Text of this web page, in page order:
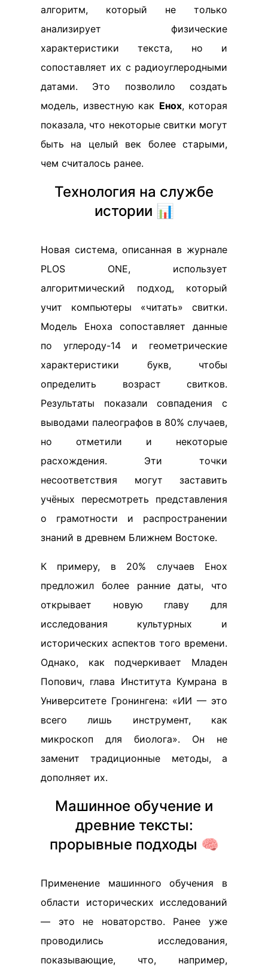
алгоритм, который не только
анализирует физические
характеристики текста, но и
сопоставляет их с радиоуглеродными
датами. Это позволило создать
модель, известную как Енох, которая
показала, что некоторые свитки могут
быть на целый век более старыми,
чем считалось ранее.
Технология на службе
истории 📊
Новая система, описанная в журнале
PLOS ONE, использует
алгоритмический подход, который
учит компьютеры «читать» свитки.
Модель Еноха сопоставляет данные
по углероду-14 и геометрические
характеристики букв, чтобы
определить возраст свитков.
Результаты показали совпадения с
выводами палеографов в 80% случаев,
но отметили и некоторые
расхождения. Эти точки
несоответствия могут заставить
учёных пересмотреть представления
о грамотности и распространении
знаний в древнем Ближнем Востоке.
К примеру, в 20% случаев Енох
предложил более ранние даты, что
открывает новую главу для
исследования культурных и
исторических аспектов того времени.
Однако, как подчеркивает Младен
Попович, глава Института Кумрана в
Университете Гронингена: «ИИ — это
всего лишь инструмент, как
микроскоп для биолога». Он не
заменит традиционные методы, а
дополняет их.
Машинное обучение и
древние тексты:
прорывные подходы 🧠
Применение машинного обучения в
области исторических исследований
— это не новаторство. Ранее уже
проводились исследования,
показывающие, что, например,